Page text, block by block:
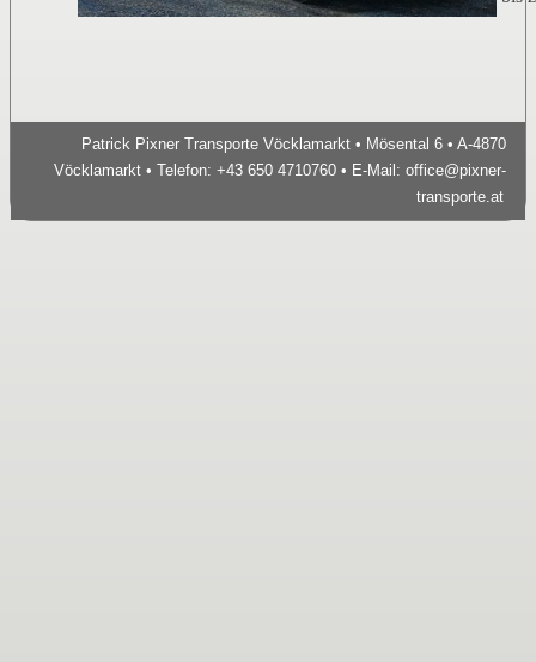
Patrick Pixner Transporte Vöcklamarkt • Mösental 6 • A-4870
Vöcklamarkt • Telefon: +43 650 4710760 • E-Mail:office@pixner-
transporte.at